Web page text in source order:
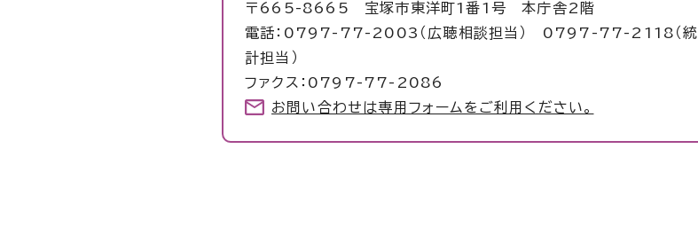
〒665-8665 宝塚市東洋町1番1号 本庁舎2階
電話：0797-77-2003（広聴相談担当） 0797-77-2118（統
計担当）
ファクス：0797-77-2086
お問い合わせは専用フォームをご利用ください。